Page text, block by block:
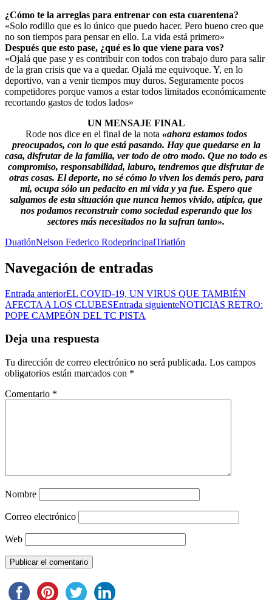
¿Cómo te la arreglas para entrenar con esta cuarentena?
«Solo rodillo que es lo único que puedo hacer. Pero bueno creo que
no son tiempos para pensar en ello. La vida está primero»
Después que esto pase, ¿qué es lo que viene para vos?
«Ojalá que pase y es contribuir con todos con trabajo duro para salir
de la gran crisis que va a quedar. Ojalá me equivoque. Y, en lo
deportivo, van a venir tiempos muy duros. Seguramente pocos
competidores porque vamos a estar todos limitados económicamente
recortando gastos de todos lados»
UN MENSAJE FINAL
Rode nos dice en el final de la nota «ahora estamos todos
preocupados, con lo que está pasando. Hay que quedarse en la
casa, disfrutar de la familia, ver todo de otro modo. Que no todo es
compromiso, responsabilidad, laburo, tendremos que disfrutar de
otras cosas. El deporte, no sé cómo lo viven los demás pero, para
mi, ocupa sólo un pedacito en mi vida y ya fue. Espero que
salgamos de esta situación que nunca hemos vivido, atípica, que
nos podamos reconstruir como sociedad esperando que los
sectores más necesitados no la sufran tanto».
DuatlónNelson Federico RodeprincipalTriatlón
Navegación de entradas
Entrada anteriorEL COVID-19, UN VIRUS QUE TAMBIÉN
AFECTA A LOS CLUBESEntrada siguienteNOTICIAS RETRO:
POPE CAMPEÓN DEL TC PISTA
Deja una respuesta
Tu dirección de correo electrónico no será publicada. Los campos
obligatorios están marcados con *
Comentario *
Nombre
Correo electrónico
Web